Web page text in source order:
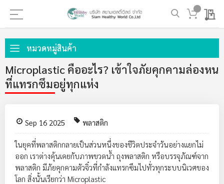
My
ไป
ที่
เนื้อหา
หมวดหมู่สินค้า
Microplastic คืออะไร? เข้าใจภัยคุกคามล่องหน
ที่แทรกซึมอยู่ทุกแห่ง
Sep 16 2025 พลาสติก
ในยุคที่พลาสติกกลายเป็นส่วนหนึ่งของชีวิตประจำวันอย่างแยกไม่
ออก เราต่างคุ้นเคยกับภาพขวดน้ำ ถุงพลาสติก หรือบรรจุภัณฑ์จาก
พลาสติก มีภัยคุกคามตัวจิ๋วที่กำลังแทรกซึมไปทั่วทุกระบบนิเวศของ
โลก สิ่งนั้นเรียกว่า Microplastic